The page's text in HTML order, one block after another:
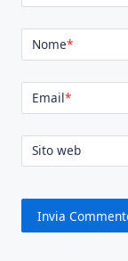
Nome*
Email*
Sito web